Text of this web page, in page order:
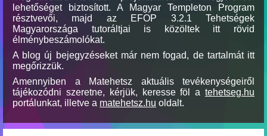
lehetőséget biztosított. A Magyar Templeton Program
résztvevői, majd az EFOP 3.2.1 Tehetségek
Magyarországa tutoráltjai is közöltek itt rövid
élménybeszámolókat.
A blog új bejegyzéseket már nem fogad, de tartalmát itt
megőrizzük.
Amennyiben a Matehetsz aktuális tevékenységeiről
tájékozódni szeretne, kérjük, keresse föl a tehetseg.hu
portálunkat, illetve a matehetsz.hu oldalt.